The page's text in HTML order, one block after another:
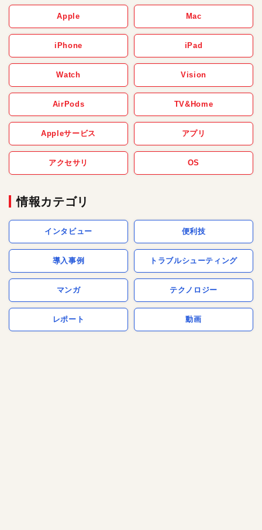
Apple Mac
iPhone iPad
Watch Vision
AirPods TV&Home
Appleサービス アプリ
アクセサリ OS
情報カテゴリ
インタビュー 便利技
導入事例 トラブルシューティング
マンガ テクノロジー
レポート 動画